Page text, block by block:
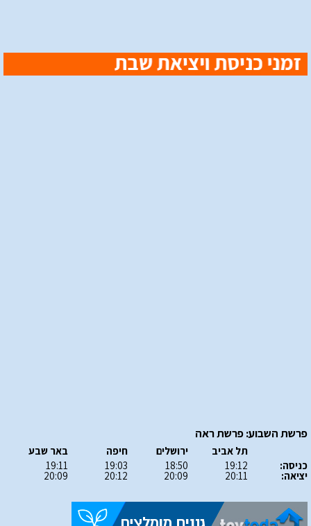
פרשת השבוע: פרשת ראה
כניסה:
יציאה:
תל אביב
19:12
20:11
ירושלים
18:50
20:09
חיפה
19:03
20:12
באר שבע
19:11
20:09